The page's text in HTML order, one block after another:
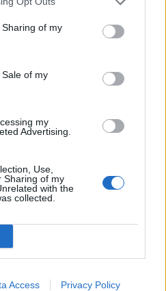
of my
of my
my
Advertising.
Use,
Sharing of my
with the
collected.
Access Privacy Policy
принуди Румъния
на въглищна